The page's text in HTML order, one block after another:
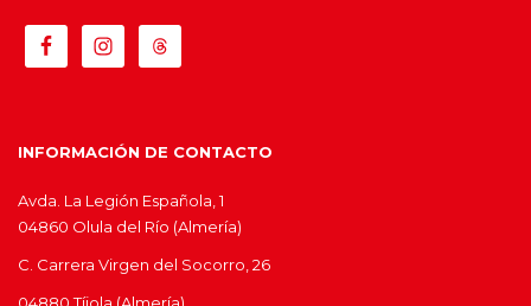
INFORMACIÓN DE CONTACTO
Avda. La Legión Española, 1
04860 Olula del Río (Almería)
C. Carrera Virgen del Socorro, 26